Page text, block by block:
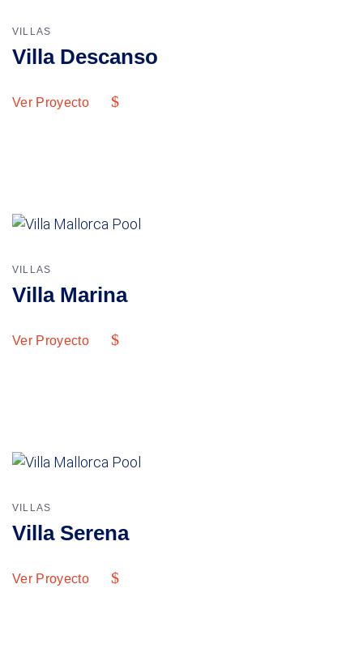
VILLAS
Villa Descanso
Ver Proyecto
VILLAS
Villa Marina
Ver Proyecto
VILLAS
Villa Serena
Ver Proyecto